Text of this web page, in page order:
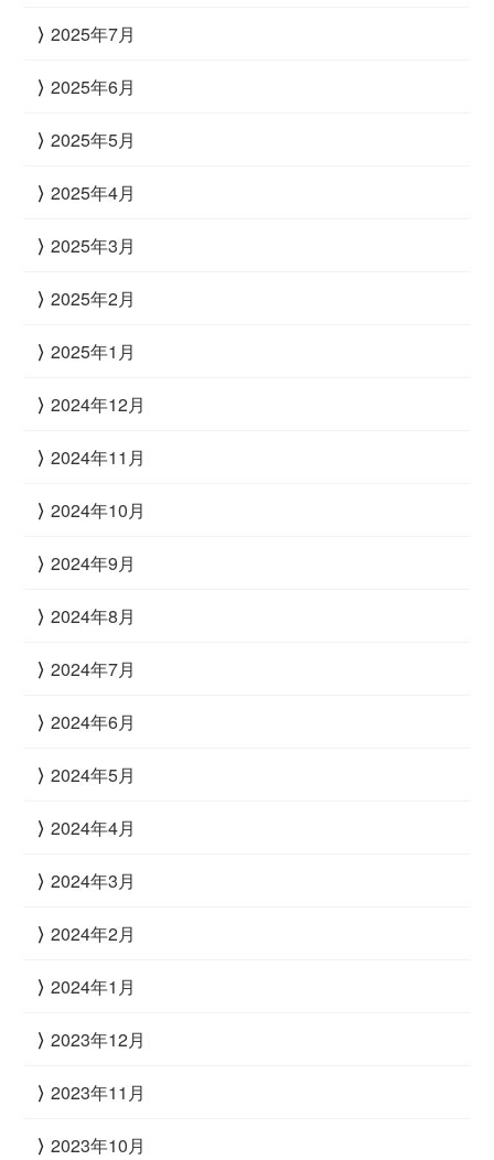
2025年7月
2025年6月
2025年5月
2025年4月
2025年3月
2025年2月
2025年1月
2024年12月
2024年11月
2024年10月
2024年9月
2024年8月
2024年7月
2024年6月
2024年5月
2024年4月
2024年3月
2024年2月
2024年1月
2023年12月
2023年11月
2023年10月